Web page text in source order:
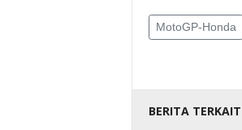
MotoGP-Honda
BERITA TERKAIT